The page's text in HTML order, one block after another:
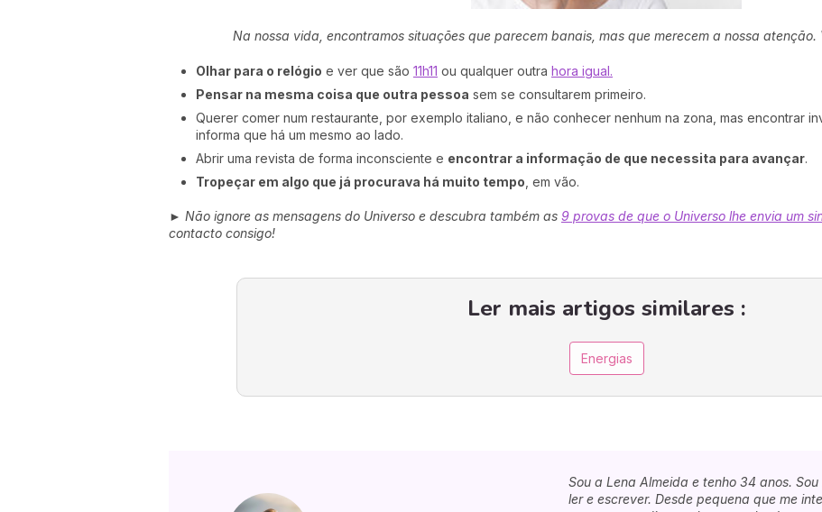
Na nossa vida, encontramos situações que parecem banais, mas que merecem a nossa atenção.
Olhar para o relógio e ver que são 11h11 ou qualquer outra hora igual.
Pensar na mesma coisa que outra pessoa sem se consultarem primeiro.
Querer comer num restaurante, por exemplo italiano, e não conhecer nenhum na zona, mas encontrar
informa que há um mesmo ao lado.
Abrir uma revista de forma inconsciente e encontrar a informação de que necessita para avançar.
Tropeçar em algo que já procurava há muito tempo , em vão.
► Não ignore as mensagens do Universo e descubra também as 9 provas de que o Universo lhe envia um
contacto consigo!
Ler mais artigos similares :
Energias
Sou a Lena Almeida e tenho 34 anos.
ler e escrever. Desde pequena que me